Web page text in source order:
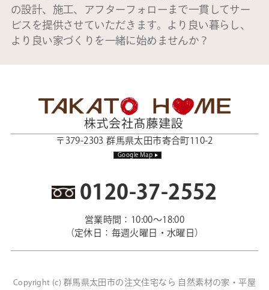
の設計、施工、アフターフォローまで一貫してサー
ビスを提供させていただきます。より良い暮らし、
より良い家づくりを一緒に始めませんか？
〒379-2303 群馬県太田市寄合町110-2
Google Map
0120-37-2552
営業時間：10:00～18:00
（定休日：毎週火曜日・水曜日）
Copyright (c) 群馬県太田市の注文住宅なら 自然素材の家・平屋